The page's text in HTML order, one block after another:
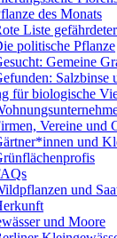
des Monats
Liste
politische Pflanze
Gemeine
Salzbinse
für biologische
Vereine und
und
und
und Moore